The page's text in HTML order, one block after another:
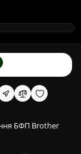
БФП Brother